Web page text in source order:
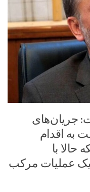
جریان‌های
به اقدام
حالا با
یک عملیات مرکب